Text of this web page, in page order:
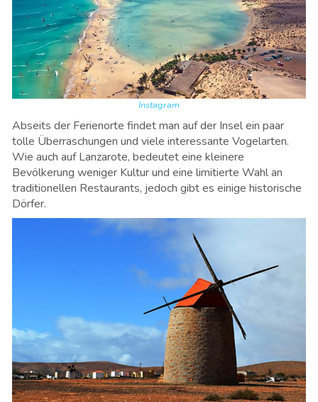
Instagram
Abseits der Ferienorte findet man auf der Insel ein paar
tolle Überraschungen und viele interessante Vogelarten.
Wie auch auf Lanzarote, bedeutet eine kleinere
Bevölkerung weniger Kultur und eine limitierte Wahl an
traditionellen Restaurants, jedoch gibt es einige historische
Dörfer.